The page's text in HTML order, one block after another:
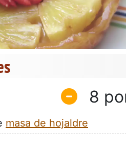
8
masa de hojaldre